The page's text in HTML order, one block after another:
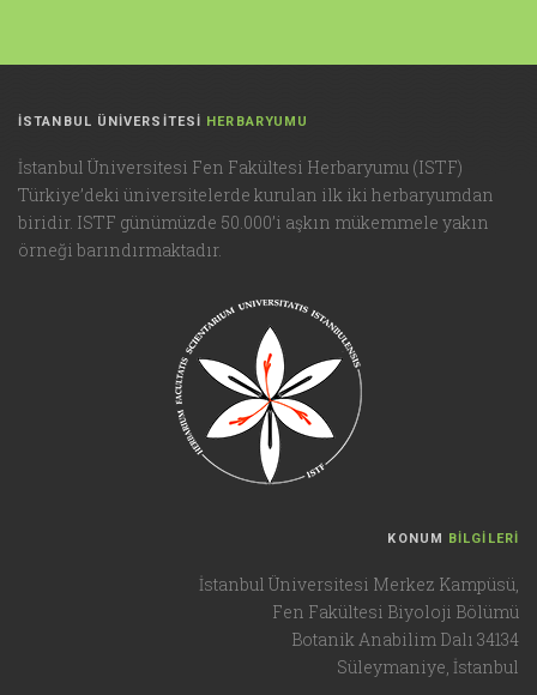
İSTANBUL ÜNİVERSİTESİ HERBARYUMU
İstanbul Üniversitesi Fen Fakültesi Herbaryumu (ISTF)
Türkiye’deki üniversitelerde kurulan ilk iki herbaryumdan
biridir. ISTF günümüzde 50.000’i aşkın mükemmele yakın
örneği barındırmaktadır.
KONUM BİLGİLERİ
İstanbul Üniversitesi Merkez Kampüsü,
Fen Fakültesi Biyoloji Bölümü
Botanik Anabilim Dalı 34134
Süleymaniye, İstanbul